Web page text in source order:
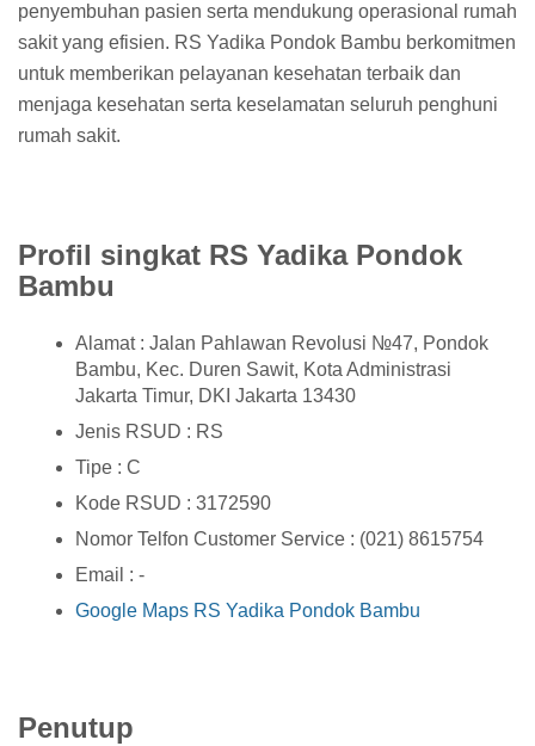
penyembuhan pasien serta mendukung operasional rumah
sakit yang efisien. RS Yadika Pondok Bambu berkomitmen
untuk memberikan pelayanan kesehatan terbaik dan
menjaga kesehatan serta keselamatan seluruh penghuni
rumah sakit.
Profil singkat RS Yadika Pondok
Bambu
Alamat : Jalan Pahlawan Revolusi №47, Pondok
Bambu, Kec. Duren Sawit, Kota Administrasi
Jakarta Timur, DKI Jakarta 13430
Jenis RSUD : RS
Tipe : C
Kode RSUD : 3172590
Nomor Telfon Customer Service : (021) 8615754
Email : -
Google Maps RS Yadika Pondok Bambu
Penutup